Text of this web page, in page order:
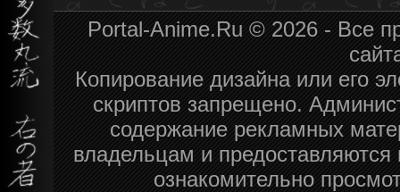
Portal-Anime.Ru © 2026 - Все
Копирование дизайна или его
скриптов запрещено.
содержание рекламных
владельцам и
ознакомительно